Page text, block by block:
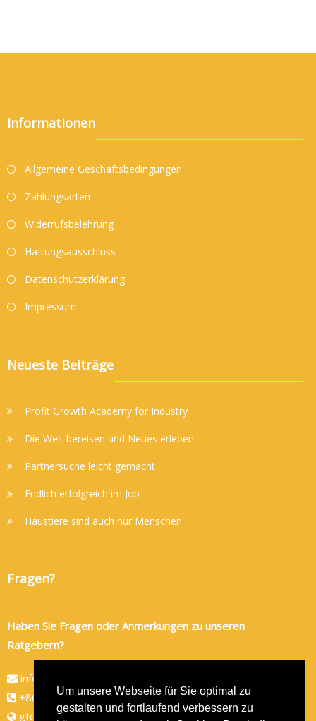
Um unsere Webseite für Sie optimal zu
gestalten und fortlaufend verbessern zu
Informationen
Allgemeine Geschäftsbedingungen
Zahlungsarten
Widerrufsbelehrung
Haftungsausschluss
Datenschutzerklärung
Impressum
Neueste Beiträge
Profit Growth Academy for Industry
Die Welt bereisen und Neues erleben
Partnersuche leicht gemacht
Endlich erfolgreich im Job
Haustiere sind auch nur Menschen
Fragen?
Haben Sie Fragen oder Anmerkungen zu unseren
Ratgebern?
info@gtec-shop.de
+86 134 82438080
gtec-shop.de